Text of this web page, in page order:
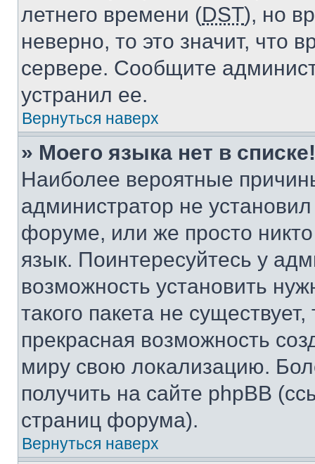
летнего времени (DST), но
неверно, то это значит, что
сервере. Сообщите
устранил ее.
Вернуться наверх
» Моего языка нет в списке!
Наиболее вероятные
администратор не
форуме, или же просто
язык. Поинтересуйтесь у
возможность установить
такого пакета не
прекрасная возможность
миру свою локализацию.
получить на сайте phpBB
страниц форума).
Вернуться наверх